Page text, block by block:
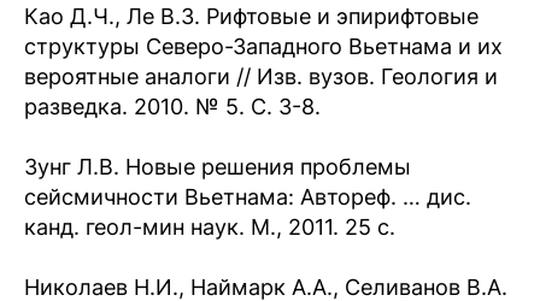
Као Д.Ч., Ле В.З. Рифтовые и эпирифтовые
структуры Северо-Западного Вьетнама и их
вероятные аналоги // Изв. вузов. Геология и
разведка. 2010. № 5. С. 3-8.
Зунг Л.В. Новые решения проблемы
сейсмичности Вьетнама: Автореф. … дис.
канд. геол-мин наук. М., 2011. 25 с.
Николаев Н.И., Наймарк А.А., Селиванов В.А.